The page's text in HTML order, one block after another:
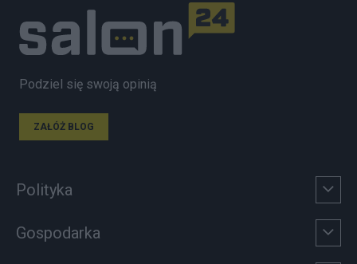
Podziel się swoją opinią
ZAŁÓŻ BLOG
Polityka
Gospodarka